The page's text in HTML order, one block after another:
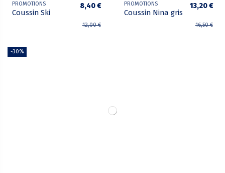
PROMOTIONS
Coussin Ski
8,40 €
12,00 €
PROMOTIONS
Coussin Nina gris
13,20 €
16,50 €
-30%